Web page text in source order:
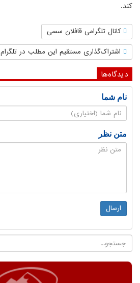
کند.
کانال تلگرامی قافلان سسی
اشتراک‌گذاری مستقیم این مطلب در تلگرام
دیدگاه‌ها
نام شما
متن نظر
ارسال